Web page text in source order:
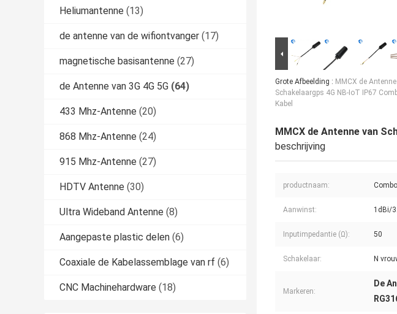
Heliumantenne (13)
de antenne van de wifiontvanger (17)
magnetische basisantenne (27)
de Antenne van 3G 4G 5G (64)
433 Mhz-Antenne (20)
868 Mhz-Antenne (24)
915 Mhz-Antenne (27)
HDTV Antenne (30)
Ultra Wideband Antenne (8)
Aangepaste plastic delen (6)
Coaxiale de Kabelassemblage van rf (6)
CNC Machinehardware (18)
Grote Afbeelding : MMCX de
Schakelaargps 4G NB-IoT IP67
Kabel
MMCX de Antenne van
beschrijving
productnaam:
Aanwinst: 1dBi/
Inputimpedantie (Ω): 50
Schakelaar: N
Markeren:
De